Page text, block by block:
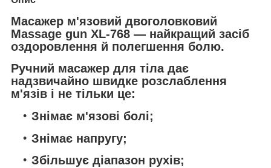
Масажер м'язовий двоголовковий
Massage gun XL-768 — найкращий засіб
оздоровлення й полегшення болю.
Ручний масажер для тіла дає
надзвичайно швидке розслаблення
м'язів і не тільки це:
Знімає м'язові болі;
Знімає напругу;
Збільшує діапазон рухів;